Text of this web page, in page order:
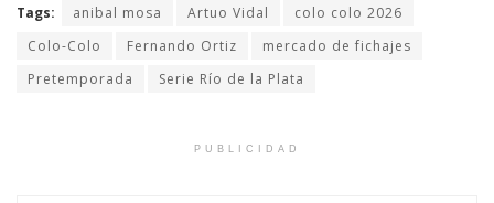
Tags: anibal mosa Artuo Vidal
colo colo 2026
Colo-Colo
Fernando Ortiz
mercado de fichajes
Pretemporada
Serie Río de la Plata
PUBLICIDAD